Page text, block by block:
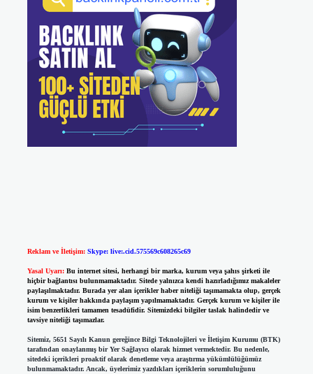
Reklam ve İletişim: Skype: live:.cid.575569c608265c69
Yasal Uyarı: Bu internet sitesi, herhangi bir marka, kurum veya şahıs şirketi ile
hiçbir bağlantısı bulunmamaktadır. Sitede yalnızca kendi hazırladığımız makaleler
paylaşılmaktadır. Burada yer alan içerikler haber niteliği taşımamakta olup, gerçek
kurum ve kişiler hakkında paylaşım yapılmamaktadır. Gerçek kurum ve kişiler ile
isim benzerlikleri tamamen tesadüfidir. Sitemizdeki bilgiler taslak halindedir ve
tavsiye niteliği taşımazlar.
Sitemiz, 5651 Sayılı Kanun gereğince Bilgi Teknolojileri ve İletişim Kurumu (BTK)
tarafından onaylanmış bir Yer Sağlayıcı olarak hizmet vermektedir. Bu nedenle,
sitedeki içerikleri proaktif olarak denetleme veya araştırma yükümlülüğümüz
bulunmamaktadır. Ancak, üyelerimiz yazdıkları içeriklerin sorumluluğunu